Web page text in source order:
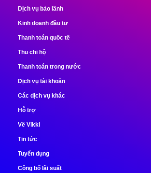
Dịch vụ bảo lãnh
Kinh doanh đầu tư
Thanh toán quốc tế
Thu chi hộ
Thanh toán trong nước
Dịch vụ tài khoản
Các dịch vụ khác
Hỗ trợ
Về Vikki
Tin tức
Tuyển dụng
Công bố lãi suất